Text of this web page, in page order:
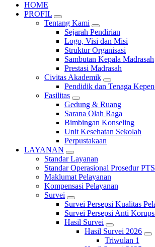
HOME
PROFIL
Tentang Kami
Sejarah Pendirian
Logo, Visi dan Misi
Struktur Organisasi
Sambutan Kepala Madrasah
Prestasi Madrasah
Civitas Akademik
Pendidik dan Tenaga
Fasilitas
Gedung & Ruang
Sarana Olah Raga
Bimbingan Konseling
Unit Kesehatan Sekolah
Perpustakaan
LAYANAN
Standar Layanan
Standar Operasional Prosedur
Maklumat Pelayanan
Kompensasi Pelayanan
Survei
Survei Persepsi Kualitas
Survei Persepsi Anti
Hasil Survei
Hasil Survei 2026
Triwulan 1